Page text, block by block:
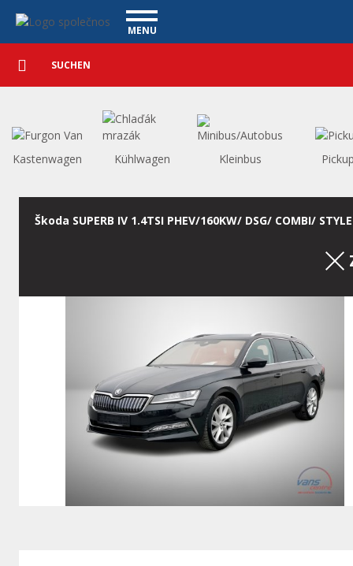
Personenkraftwagen - Vanscentre
Navigace
MENU
NUTZFAHRZEUGE
PERSONENKRAFTWAGEN
WAGENAUSKAUF
WAS BIETEN WIR AN
FINANZIERUNG
UNSERE VIDEOS
Detaillierte
Suche Suchen
Kastenwagen Kühlwagen Kleinbus
Škoda SUPERB IV 1.4TSI PHEV/160KW/ DSG/ COMBI/
Vorherige